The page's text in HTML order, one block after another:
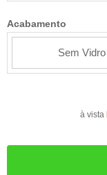
Acabamento
Sem Vidro
à vista